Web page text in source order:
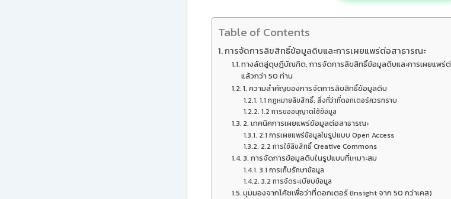
Table of Contents
การจัดการลิขสิทธิ์ข้อมูลดิบและการเผยแพร่ต่อสาธารณะ
ทางลัดสู่ดุษฎีบัณฑิต: การจัดการลิขสิทธิ์ข้อมูลดิบและการเผยแพร่
แล้วกว่า 50 ท่าน
1. ความสำคัญของการจัดการลิขสิทธิ์ข้อมูลดิบ
1.1 กฎหมายลิขสิทธิ์: สิ่งที่ว่าที่ดอกเตอร์ควรทราบ
1.2 การขออนุญาตใช้ข้อมูล
2. เทคนิคการเผยแพร่ข้อมูลต่อสาธารณะ
2.1 การเผยแพร่ข้อมูลในรูปแบบ Open Access
2.2 การใช้ลิขสิทธิ์ Creative Commons
3. การจัดการข้อมูลดิบในรูปแบบที่เหมาะสม
3.1 การเก็บรักษาข้อมูล
3.2 การจัดระเบียบข้อมูล
มุมมองจากโค้ชเพื่อว่าที่ดอกเตอร์ (Insight จาก 50 กว่าเคส)